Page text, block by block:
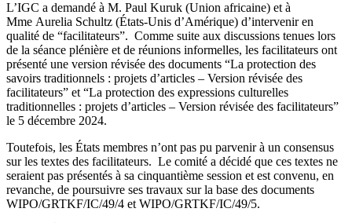
L’IGC a demandé à M. Paul Kuruk (Union africaine) et à
Mme Aurelia Schultz (États-Unis d’Amérique) d’intervenir en
qualité de “facilitateurs”. Comme suite aux discussions tenues lors
de la séance plénière et de réunions informelles, les facilitateurs ont
présenté une version révisée des documents “La protection des
savoirs traditionnels : projets d’articles – Version révisée des
facilitateurs” et “La protection des expressions culturelles
traditionnelles : projets d’articles – Version révisée des facilitateurs”
le 5 décembre 2024.
Toutefois, les États membres n’ont pas pu parvenir à un consensus
sur les textes des facilitateurs. Le comité a décidé que ces textes ne
seraient pas présentés à sa cinquantième session et est convenu, en
revanche, de poursuivre ses travaux sur la base des documents
WIPO/GRTKF/IC/49/4 et WIPO/GRTKF/IC/49/5.